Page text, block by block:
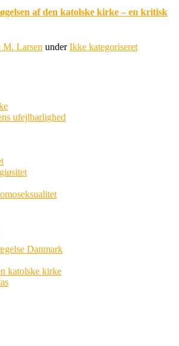
af den katolske kirke – en kritisk
M. Larsen underIkke kategoriseret
ufejlbarlighed
Danmark
katolske kirke